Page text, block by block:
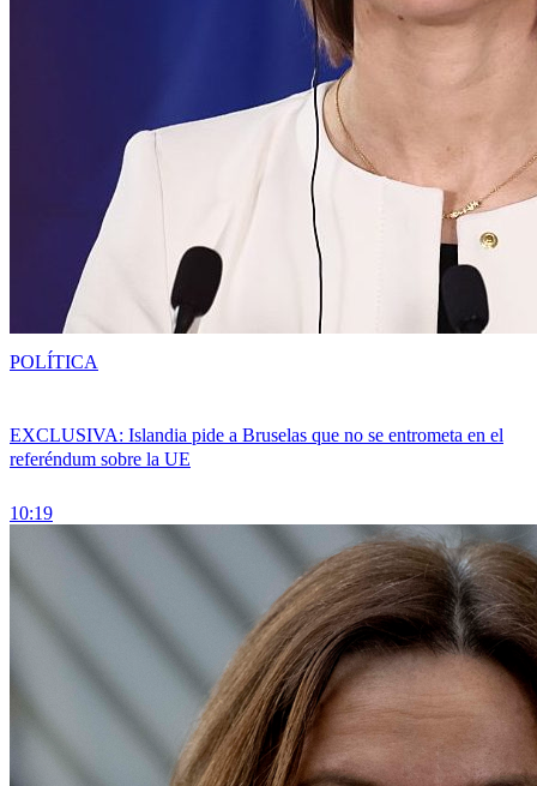
EXCLUSIVA: Islandia pide a Bruselas que no se entrometa en el
referéndum sobre la UE
10:19
POLÍTICA